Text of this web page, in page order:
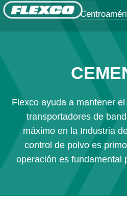
Flexco ayuda a mantener
transportadores de
máximo en la Industria
control de polvo es
operación es fundamental